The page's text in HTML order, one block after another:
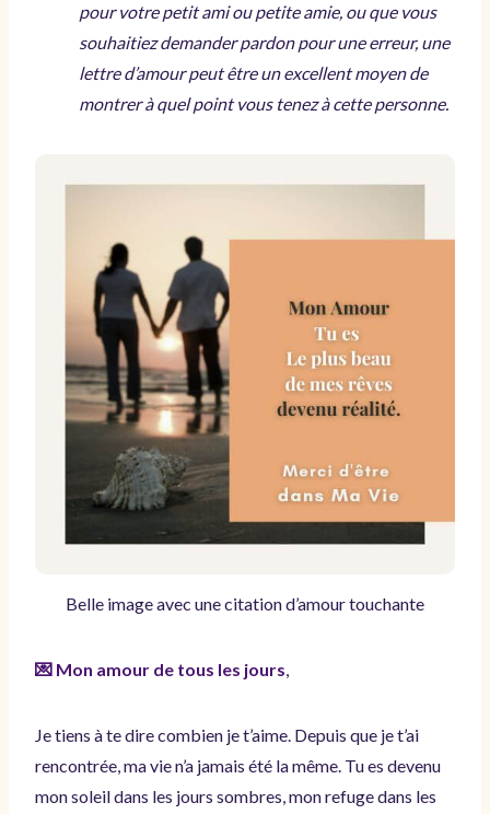
pour votre petit ami ou petite amie, ou que vous
souhaitiez demander pardon pour une erreur, une
lettre d’amour peut être un excellent moyen de
montrer à quel point vous tenez à cette personne.
Belle image avec une citation d’amour touchante
💌 Mon amour de tous les jours,
Je tiens à te dire combien je t’aime. Depuis que je t’ai
rencontrée, ma vie n’a jamais été la même. Tu es devenu
mon soleil dans les jours sombres, mon refuge dans les